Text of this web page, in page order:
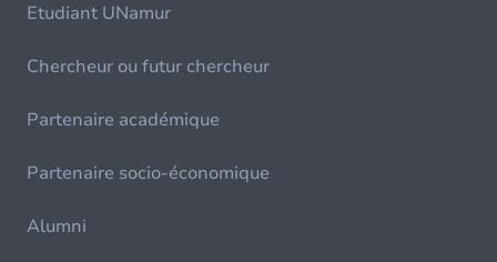
Etudiant UNamur
Chercheur ou futur chercheur
Partenaire académique
Partenaire socio-économique
Alumni